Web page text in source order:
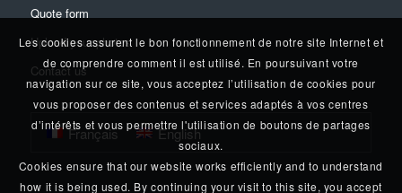
Quote form
Upload your photos
Contact us
Français English
Les cookies assurent le bon fonctionnement de notre site Internet et
de comprendre comment il est utilisé. En poursuivant votre
navigation sur ce site, vous acceptez l’utilisation de cookies pour
vous proposer des contenus et services adaptés à vos centres
d’intérêts et vous permettre l'utilisation de boutons de partages
sociaux.
Cookies ensure that our website works efficiently and to understand
how it is being used. By continuing your visit to this site, you accept